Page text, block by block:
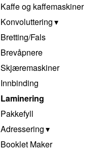
Kaffe og kaffemaskiner
Konvoluttering
Bretting/Fals
Brevåpnere
Skjæremaskiner
Innbinding
Laminering
Pakkefyll
Adressering
Booklet Maker